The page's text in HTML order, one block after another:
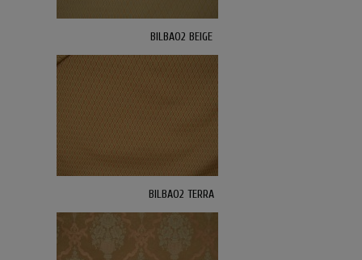
BILBAO2 BEIGE
BILBAO2 TERRA